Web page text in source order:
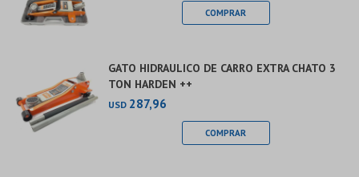
GATO HIDRAULICO DE CARRO EXTRA CHATO 3
TON HARDEN ++
USD 287,96